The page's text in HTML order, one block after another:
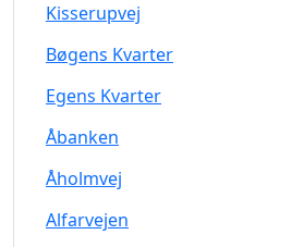
Kisserupvej
Bøgens Kvarter
Egens Kvarter
Åbanken
Åholmvej
Alfarvejen